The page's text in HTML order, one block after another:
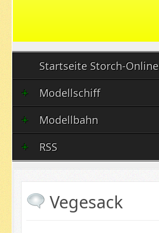
Startseite Storch-Online
Modellschiff
Modellbahn
RSS
Vegesack